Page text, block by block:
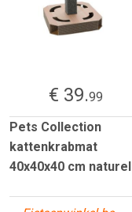
€ 39.99
Pets Collection
kattenkrabmat
40x40x40 cm naturel